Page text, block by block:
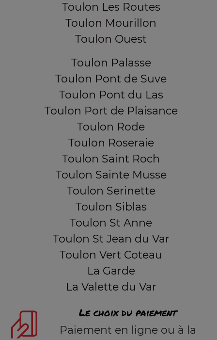
Toulon Les Routes
Toulon Mourillon
Toulon Ouest
Toulon Palasse
Toulon Pont de Suve
Toulon Pont du Las
Toulon Port de Plaisance
Toulon Rode
Toulon Roseraie
Toulon Saint Roch
Toulon Sainte Musse
Toulon Serinette
Toulon Siblas
Toulon St Anne
Toulon St Jean du Var
Toulon Vert Coteau
La Garde
La Valette du Var
Le choix du paiement
Paiement en ligne ou à la